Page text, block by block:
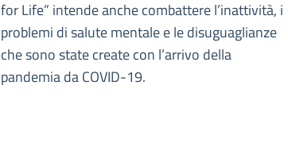
for Life” intende anche combattere l’inattività, i
problemi di salute mentale e le disuguaglianze
che sono state create con l’arrivo della
pandemia da COVID-19.